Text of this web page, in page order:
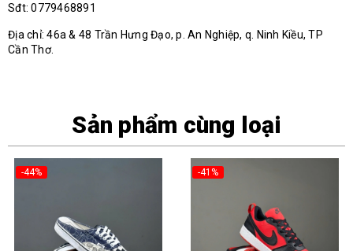
Sđt: 0779468891
Địa chỉ: 46a & 48 Trần Hưng Đạo, p. An Nghiệp, q. Ninh Kiều, TP
Cần Thơ.
Sản phẩm cùng loại
-44% -41%